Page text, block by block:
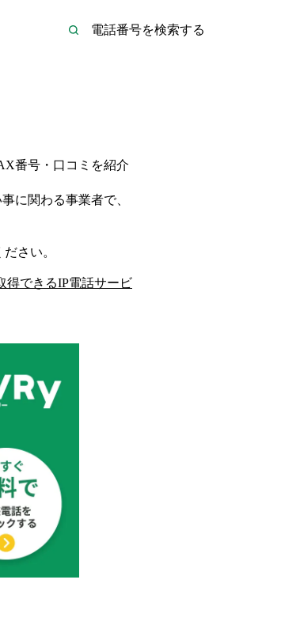
番号・口コミを紹介
事に関わる事業者で、
さい。
得できるIP電話サービ